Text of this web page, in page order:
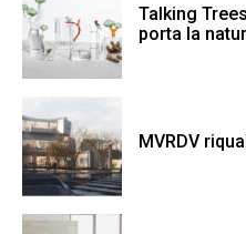
Talking
porta la
MVRDV